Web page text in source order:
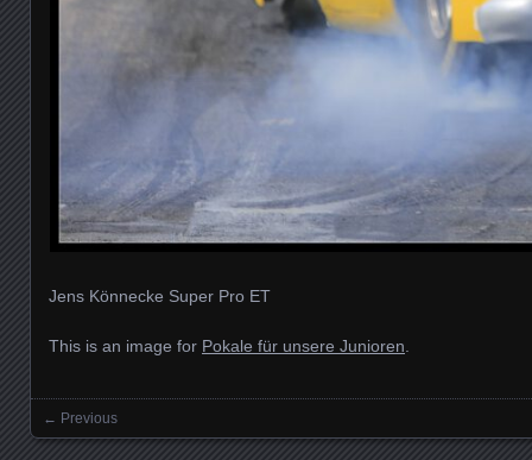
Jens Könnecke Super Pro ET
This is an image for Pokale für unsere Junioren
Images navigation
← Previous